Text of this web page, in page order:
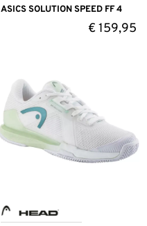
ASICS SOLUTION SPEED FF 4
€159,95